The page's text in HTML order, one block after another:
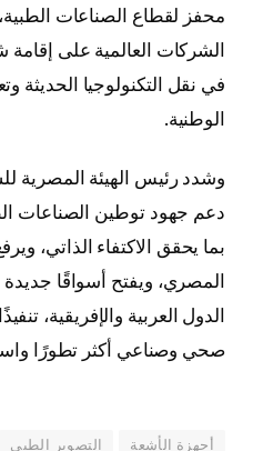
محفز لقطاع الصناعات
الشركات العالمية على
في نقل التكنولوجيا الحديثة
الوطنية.
وشدد رئيس الهيئة المصرية
دعم جهود توطين الصناعات
بما يحقق الاكتفاء الذاتي،
المصري، ويفتح أسواقًا
الدول العربية والإفريقية،
صحي وصناعي أكثر تطورًا
أجهزة الأشعة التصوير الطبي